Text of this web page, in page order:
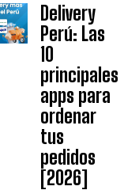
Delivery
Perú: Las
10
principales
apps para
ordenar
tus
pedidos
[2026]